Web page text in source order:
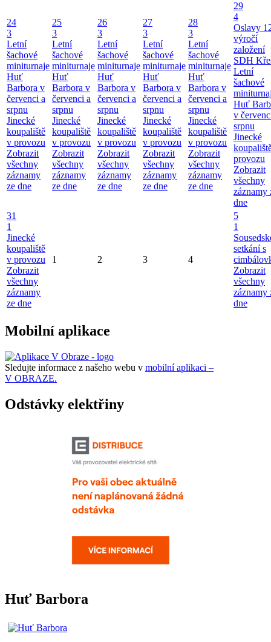
24
3
Letní
šachové
miniturnaje
Huť
Barbora v
červenci a
srpnu
Jinecké
koupaliště
v provozu
Zobrazit
všechny
záznamy
ze dne
25
3
Letní
šachové
miniturnaje
Huť
Barbora v
červenci a
srpnu
Jinecké
koupaliště
v provozu
Zobrazit
všechny
záznamy
ze dne
26
3
Letní
šachové
miniturnaje
Huť
Barbora v
červenci a
srpnu
Jinecké
koupaliště
v provozu
Zobrazit
všechny
záznamy
ze dne
27
3
Letní
šachové
miniturnaje
Huť
Barbora v
červenci a
srpnu
Jinecké
koupaliště
v provozu
Zobrazit
všechny
záznamy
ze dne
28
3
Letní
šachové
miniturnaje
Huť
Barbora v
červenci a
srpnu
Jinecké
koupaliště
v provozu
Zobrazit
všechny
záznamy
ze dne
29
4
Oslavy
výročí
založení
SDH
Letní
šachové
Huť
v
srpnu
Jinecké
provozu
Zobrazit
všechny
záznamy
dne
31
1
Jinecké
koupaliště
v provozu
Zobrazit
všechny
záznamy
ze dne
1 2 3 4
5
1
setkání s
Zobrazit
všechny
záznamy
dne
Mobilní aplikace
Sledujte informace z našeho webu v mobilní aplikaci –
V OBRAZE.
Odstávky elektřiny
Huť Barbora